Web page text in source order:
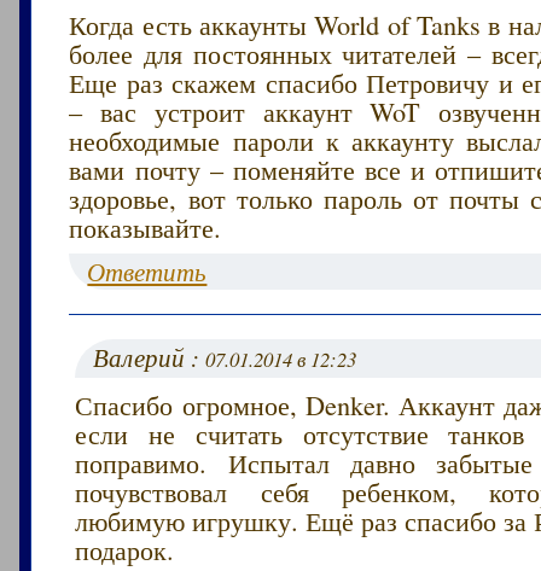
Когда есть аккаунты World of Tanks в
более для постоянных читателей –
Еще раз скажем спасибо Петровичу и
– вас устроит аккаунт WoT
необходимые пароли к аккаунту
вами почту – поменяйте все и
здоровье, вот только пароль от
показывайте.
Ответить
Валерий :07.01.2014 в 12:23
Спасибо огромное, Denker. Аккаунт
если не считать отсутствие
поправимо. Испытал давно
почувствовал себя ребенком,
любимую игрушку. Ещё раз спасибо за
подарок.